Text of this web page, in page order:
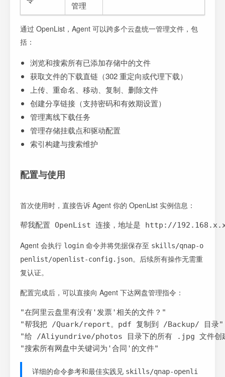
管理
通过 OpenList，Agent 可以跨多个云盘统一管理文件，包
括：
浏览和搜索所有已添加存储中的文件
获取文件的下载直链（302 重定向或代理下载）
上传、重命名、移动、复制、删除文件
创建分享链接（支持密码和有效期设置）
管理离线下载任务
管理存储挂载点和驱动配置
索引构建与搜索维护
配置与使用
首次使用时，直接告诉 Agent 你的 OpenList 实例信息：
帮我配置 OpenList 连接，地址是 http://
Agent 会执行 login 命令并将凭据保存至 skills/qnap-o
penlist/openlist-config.json。后续所有操作无需重
复认证。
配置完成后，可以直接向 Agent 下达网盘管理指令：
"在阿里云盘里有没有'发票'相关的文件？"
"帮我把 /Quark/report。pdf 复制到 /Backup/ 目录"
"给 /Aliyundrive/photos 目录下的所有 .jpg 文件创
"搜索所有网盘中关键词为'合同'的文件"
详细的命令参考和最佳实践见 skills/qnap-openli